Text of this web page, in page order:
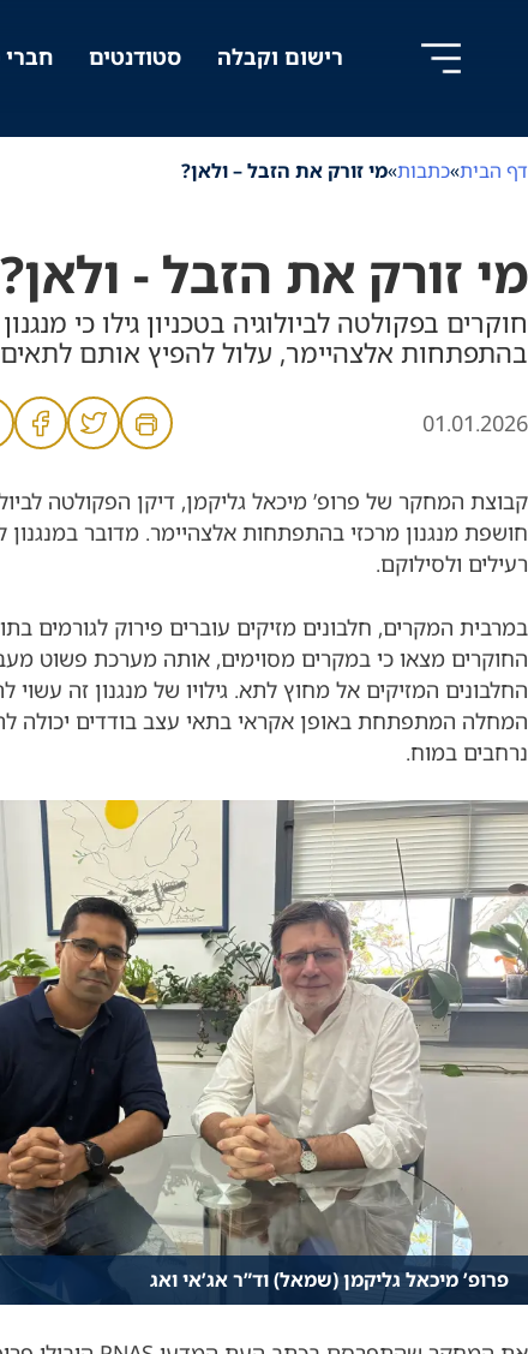
רישום וקבלה סטודנטים
דף הבית»כתבות»מי זורק את הזבל – ולאן?
מי זורק את הזבל - ולאן?
חוקרים בפקולטה לביולוגיה בטכניון גילו כי
בהתפתחות אלצהיימר, עלול להפיץ אותם
01.01.2026
קבוצת המחקר של פרופ’ מיכאל גליקמן, דיקן הפקולטה
חושפת מנגנון מרכזי בהתפתחות אלצהיימר. מדובר במנגנון
רעילים ולסילוקם.
במרבית המקרים, חלבונים מזיקים עוברים פירוק לגורמים
החוקרים מצאו כי במקרים מסוימים, אותה מערכת פשוט
החלבונים המזיקים אל מחוץ לתא. גילויו של מנגנון זה עשוי
המחלה המתפתחת באופן אקראי בתאי עצב בודדים יכולה
נרחבים במוח.
פרופ’ מיכאל גליקמן (שמאל) וד”ר אג’אי ואג